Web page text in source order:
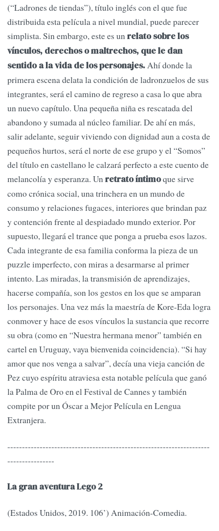
(“Ladrones de tiendas”), título inglés con el que fue
distribuida esta película a nivel mundial, puede parecer
simplista. Sin embargo, este es unrelato sobre los
vínculos, derechos o maltrechos, que le dan
sentido a la vida de los personajes.Ahí donde la
primera esce­na delata la condición de ladronzuelos de sus
integran­tes, será el camino de regreso a casa lo que abra
un nuevo capítulo. Una pequeña niña es rescatada del
abandono y sumada al núcleo familiar. De ahí en más,
salir adelante, seguir viviendo con dignidad aun a cos­ta de
pequeños hurtos, será el norte de ese grupo y el “Somos”
del título en castellano le calzará perfecto a este cuento de
melancolía y esperanza. Unretrato ínti­moque sirve
como crónica social, una trinchera en un mundo de
consumo y relaciones fugaces, interiores que brindan paz
y contención frente al despiadado mundo exterior. Por
supuesto, llegará el trance que ponga a prueba esos lazos.
Cada integrante de esa familia con­forma la pieza de un
puzzle imperfecto, con miras a desarmarse al primer
intento. Las miradas, la transmisión de aprendizajes,
hacerse compañía, son los gestos en los que se amparan
los personajes. Una vez más la maestría de Kore-Eda logra
con­mover y hace de esos vínculos la sustancia que recorre
su obra (como en “Nuestra hermana me­nor” también en
cartel en Uruguay, vaya bienvenida coinciden­cia). “Si hay
amor que nos venga a salvar”, decía una vieja canción de
Pez cuyo espí­ritu atraviesa esta notable película que ganó
la Pal­ma de Oro en el Festival de Cannes y también
compite por un Óscar a Mejor Película en Lengua
Extranjera.
---------------------------------------------------------------------
----------------
La gran aventura Lego 2
(Estados Unidos, 2019. 106’) Animación-Comedia.